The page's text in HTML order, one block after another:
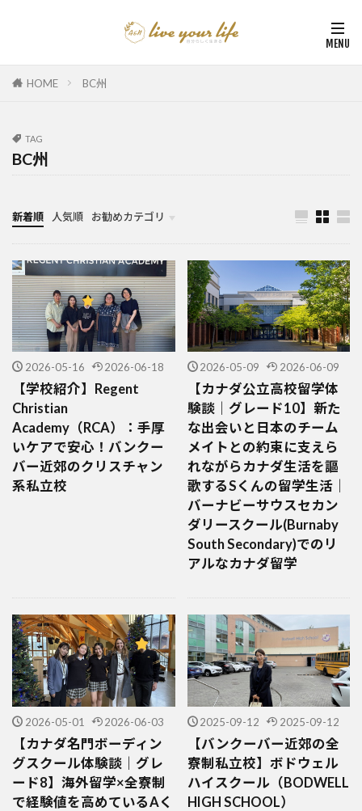
HOME BC州
TAG
BC州
新着順 人気順 お勧めカテゴリ
カナダ中学・高校留学
カナダ親子留学・教育移住
体験談（カナダ高校留学・親子移住）
カナダ留学カウンセリング内容実例集
2026-05-16 2026-06-18
【学校紹介】Regent
Christian
Academy（RCA）：手厚
いケアで安心！バンクー
バー近郊のクリスチャン
系私立校
2026-05-09 2026-06-09
【カナダ公立高校留学体
験談｜グレード10】新た
な出会いと日本のチーム
メイトとの約束に支えら
れながらカナダ生活を謳
歌するSくんの留学生活｜
バーナビーサウスセカン
ダリースクール(Burnaby
South Secondary)でのリ
アルなカナダ留学
2026-05-01 2026-06-03
【カナダ名門ボーディン
グスクール体験談｜グレ
ード8】海外留学×全寮制
で経験値を高めているAく
2025-09-12 2025-09-12
【バンクーバー近郊の全
寮制私立校】ボドウェル
ハイスクール（BODWELL
HIGH SCHOOL）